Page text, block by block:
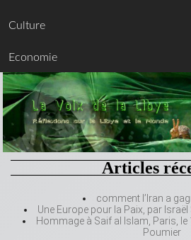
Culture
Economie
Articles
comment l’Iran a
Une Europe pour la Paix, par
Hommage à Saif al Islam, Paris,
Poumier